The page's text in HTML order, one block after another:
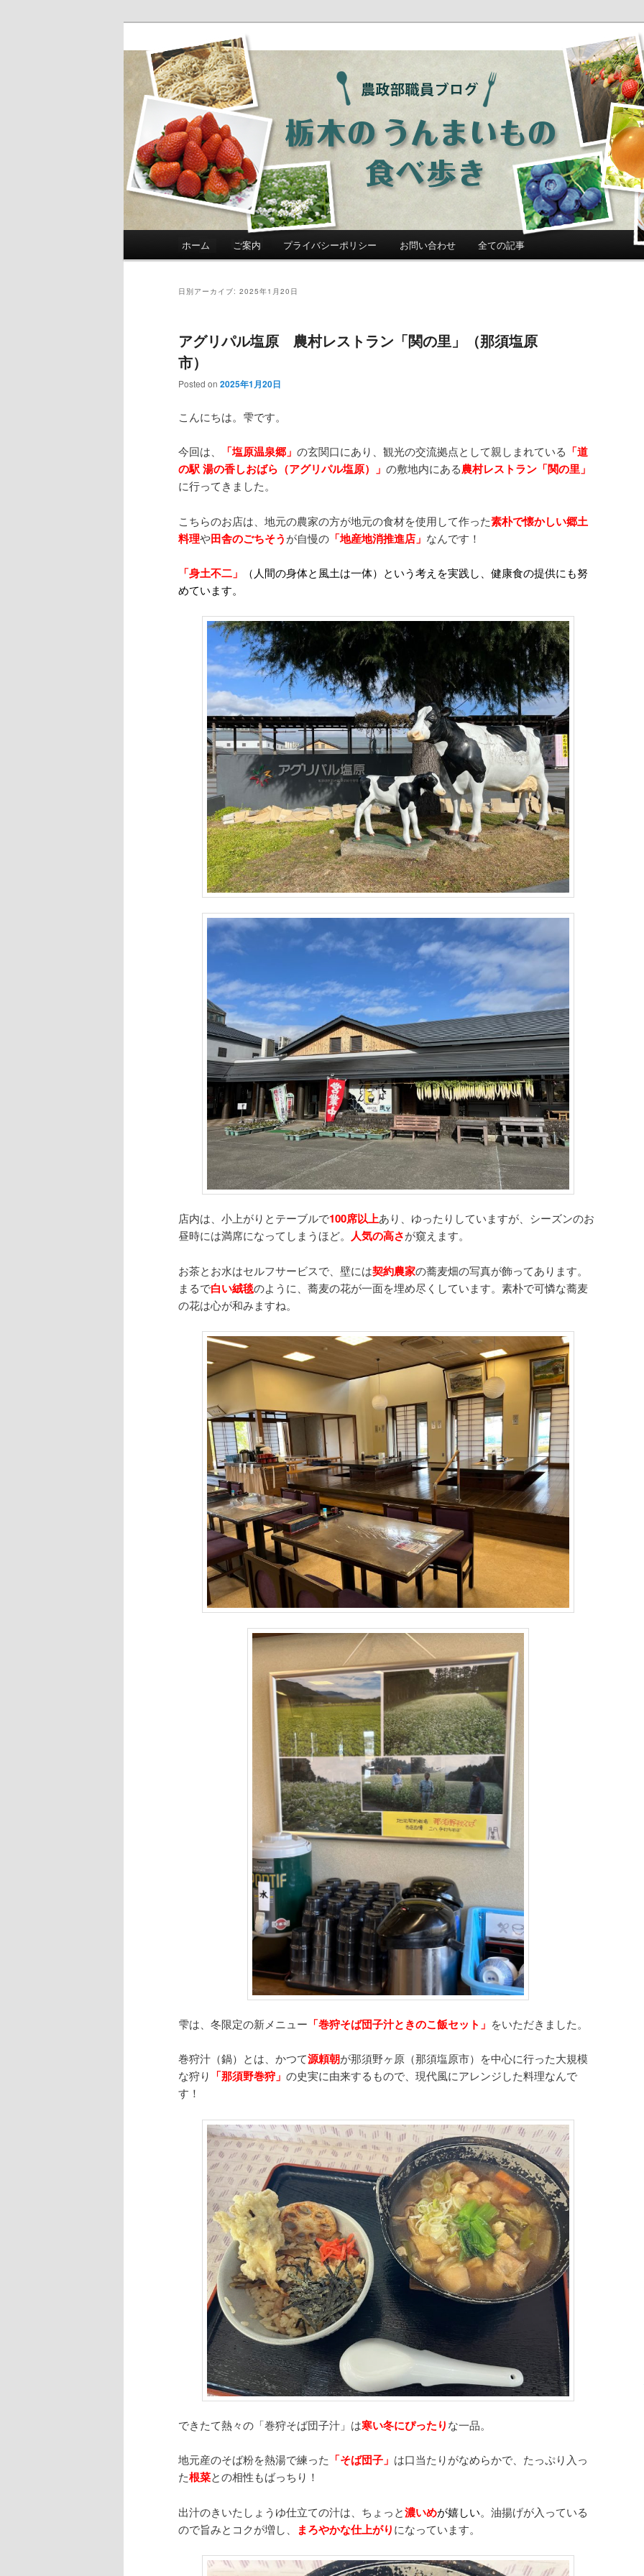
農政部職員ブログ「栃木のうんまいもの食べ歩
き」
メインコンテンツへ移動
サブコンテンツへ移動
ホーム ご案内 プライバシーポリシー お問い合わせ 全ての記事
日別アーカイブ: 2025年1月20日
アグリパル塩原 農村レストラン「関の里」（那須塩原
市）
Posted on 2025年1月20日
こんにちは。雫です。
今回は、 「塩原温泉郷」 の玄関口にあり、観光の交流拠点として親しまれている 「道
の駅 湯の香しおばら（アグリパル塩原）」 の敷地内にある農村レストラン「関の里」
に行ってきました。
こちらのお店は、地元の農家の方が地元の食材を使用して作った素朴で懐かしい郷土
料理や田舎のごちそうが自慢の 「地産地消推進店」 なんです！
「身土不二」
（人間の身体と風土は一体）という考えを実践し、健康食の提供にも努
めています。
店内は、小上がりとテーブルで100席以上あり、ゆったりしていますが、シーズンのお
昼時には満席になってしまうほど。 人気の高さが窺えます。
お茶とお水はセルフサービスで、壁には契約農家の蕎麦畑の写真が飾ってあります。
まるで白い絨毯のように、蕎麦の花が一面を埋め尽くしています。素朴で可憐な蕎麦
の花は心が和みますね。
雫は、冬限定の新メニュー 「巻狩そば団子汁ときのこ飯セット」 をいただきました。
巻狩汁（鍋）とは、かつて源頼朝が那須野ヶ原（那須塩原市）を中心に行った大規模
な狩り 「那須野巻狩」 の史実に由来するもので、現代風にアレンジした料理なんで
す！
できたて熱々の「巻狩そば団子汁」は寒い冬にぴったりな一品。
地元産のそば粉を熱湯で練った 「そば団子」 は口当たりがなめらかで、たっぷり入っ
た根菜との相性もばっちり！
出汁のきいたしょうゆ仕立ての汁は、ちょっと濃いめが嬉しい。油揚げが入っている
ので旨みとコクが増し、 まろやかな仕上がりになっています。